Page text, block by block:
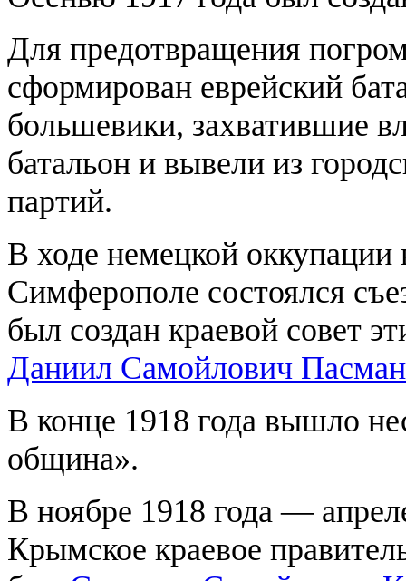
Для предотвращения
сформирован еврейский
большевики, захватившие
батальон и вывели из
партий.
В ходе немецкой оккупации
Симферополе состоялся
был создан краевой совет
Даниил Самойлович
В конце 1918 года вышло
община».
В ноябре 1918 года —
Крымское краевое